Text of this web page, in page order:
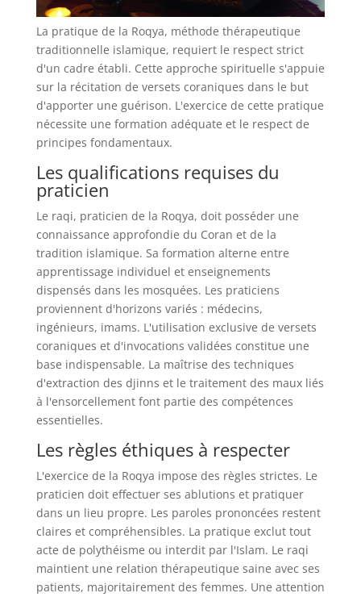
La pratique de la Roqya, méthode thérapeutique
traditionnelle islamique, requiert le respect strict
d'un cadre établi. Cette approche spirituelle s'appuie
sur la récitation de versets coraniques dans le but
d'apporter une guérison. L'exercice de cette pratique
nécessite une formation adéquate et le respect de
principes fondamentaux.
Les qualifications requises du
praticien
Le raqi, praticien de la Roqya, doit posséder une
connaissance approfondie du Coran et de la
tradition islamique. Sa formation alterne entre
apprentissage individuel et enseignements
dispensés dans les mosquées. Les praticiens
proviennent d'horizons variés : médecins,
ingénieurs, imams. L'utilisation exclusive de versets
coraniques et d'invocations validées constitue une
base indispensable. La maîtrise des techniques
d'extraction des djinns et le traitement des maux liés
à l'ensorcellement font partie des compétences
essentielles.
Les règles éthiques à respecter
L'exercice de la Roqya impose des règles strictes. Le
praticien doit effectuer ses ablutions et pratiquer
dans un lieu propre. Les paroles prononcées restent
claires et compréhensibles. La pratique exclut tout
acte de polythéisme ou interdit par l'Islam. Le raqi
maintient une relation thérapeutique saine avec ses
patients, majoritairement des femmes. Une attention